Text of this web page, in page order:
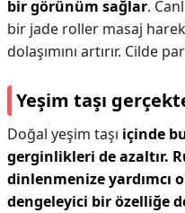
bir görünüm sağlar.
bir jade roller masaj
dolaşımını artırır. Cilde
Yeşim taşı
Doğal yeşim taşı içinde
gerginlikleri de azaltır.
dinlenmenize yardımcı
dengeleyici bir özelliğe